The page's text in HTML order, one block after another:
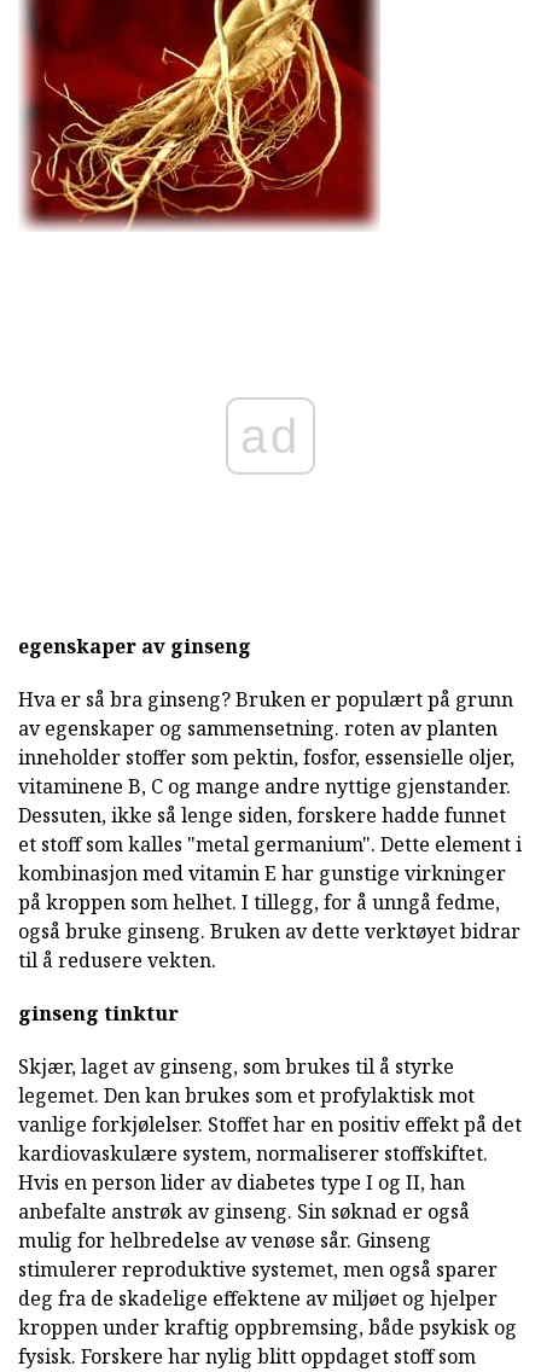
ad
egenskaper av ginseng
Hva er så bra ginseng? Bruken er populært på grunn
av egenskaper og sammensetning. roten av planten
inneholder stoffer som pektin, fosfor, essensielle oljer,
vitaminene B, C og mange andre nyttige gjenstander.
Dessuten, ikke så lenge siden, forskere hadde funnet
et stoff som kalles "metal germanium". Dette element i
kombinasjon med vitamin E har gunstige virkninger
på kroppen som helhet. I tillegg, for å unngå fedme,
også bruke ginseng. Bruken av dette verktøyet bidrar
til å redusere vekten.
ginseng tinktur
Skjær, laget av ginseng, som brukes til å styrke
legemet. Den kan brukes som et profylaktisk mot
vanlige forkjølelser. Stoffet har en positiv effekt på det
kardiovaskulære system, normaliserer stoffskiftet.
Hvis en person lider av diabetes type I og II, han
anbefalte anstrøk av ginseng. Sin søknad er også
mulig for helbredelse av venøse sår. Ginseng
stimulerer reproduktive systemet, men også sparer
deg fra de skadelige effektene av miljøet og hjelper
kroppen under kraftig oppbremsing, både psykisk og
fysisk. Forskere har nylig blitt oppdaget stoff som